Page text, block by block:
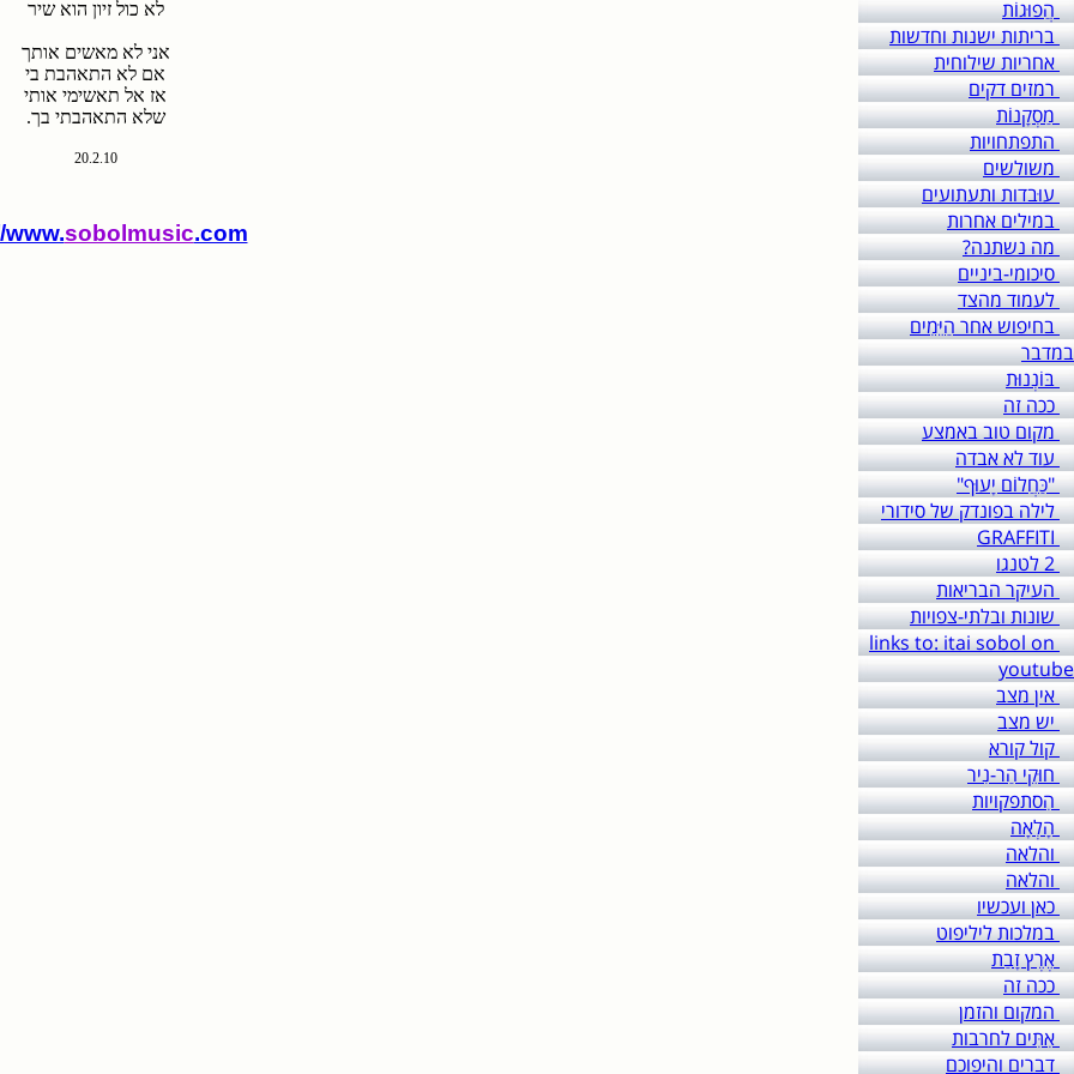
הֲפוּגוֹת
בריתות ישנות וחדשות
אחריות שילוחית
רמזים דקים
מַסְקָנוֹת
התפתחויות
משולשים
עוּבדות ותעתועים
במילים אחרות
מה נשתנה?
סיכומי-ביניים
לעמוד מהצד
בחיפוש אחר הַיֵּמִים
במדבר
בּוֹנְנוּת
ככה זה
מקום טוב באמצע
עוד לא אבדה
"כַּחֲלוֹם יָעוּף"
לילה בפונדק של סידורי
GRAFFITI
2 לטנגו
העיקר הבריאות
שונות ובלתי-צפויות
links to: itai sobol on
youtube
אין מצב
יש מצב
קול קורא
חוּקֵי הַר-נִיר
הִסתפקויות
הָלְאָה
והלאה
והלאה
כאן ועכשיו
במלכות ליליפוט
אֶרֶץ זָבַת
ככה זה
המקום והזמן
אִתִּים לחרבות
דברים והיפוכם
לא כול זיון הוא שיר
אני לא מאשים אותך
אם לא התאהבת בי
אז אל תאשימי אותי
שלא התאהבתי בך.
20.2.10
www.sobolmusic.com